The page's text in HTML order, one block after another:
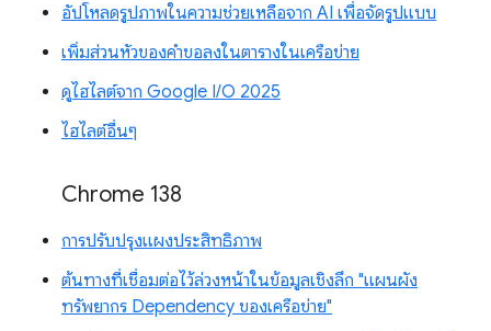
อัปโหลดรูปภาพในความช่วยเหลือจาก AI เพื่อจัดรูปแบบ
เพิ่มส่วนหัวของคำขอลงในตารางในเครือข่าย
ดูไฮไลต์จาก Google I/O 2025
ไฮไลต์อื่นๆ
Chrome 138
การปรับปรุงแผงประสิทธิภาพ
ต้นทางที่เชื่อมต่อไว้ล่วงหน้าในข้อมูลเชิงลึก "แผนผัง
ทรัพยากร Dependency ของเครือข่าย"